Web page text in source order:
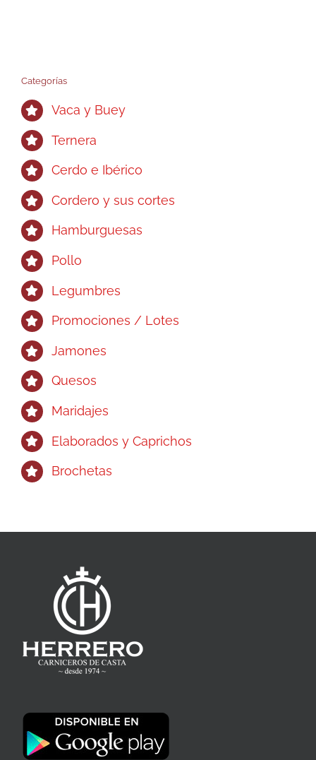
Categorías
Vaca y Buey
Ternera
Cerdo e Ibérico
Cordero y sus cortes
Hamburguesas
Pollo
Legumbres
Promociones / Lotes
Jamones
Quesos
Maridajes
Elaborados y Caprichos
Brochetas